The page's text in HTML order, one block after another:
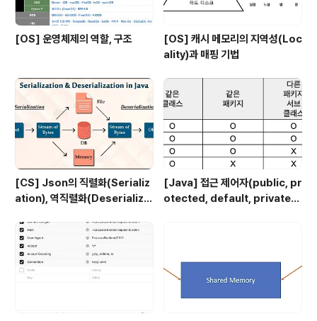
[OS] 운영체제의 역할, 구조
[OS] 캐시 메모리의 지역성(Loc
ality)과 매핑 기법
[CS] Json의 직렬화(Serializ
ation), 역직렬화(Deserializa
[Java] 접근 제어자(public, pr
otected, default, private)